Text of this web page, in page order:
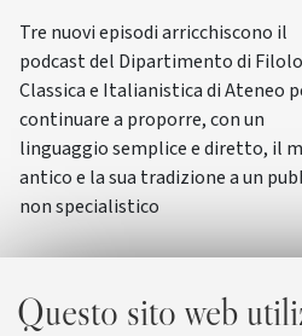
Questo sito web
Tre nuovi episodi arricchiscono il
podcast del Dipartimento di
Classica e Italianistica di Ateneo
continuare a proporre, con un
linguaggio semplice e diretto, il
antico e la sua tradizione a un
non specialistico